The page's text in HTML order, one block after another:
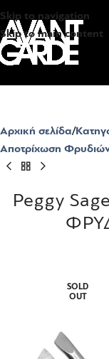
Skip to navigation
Skip to main content
Αρχική σελίδα
Αποτρίχωση
Peggy
SOLD
OUT